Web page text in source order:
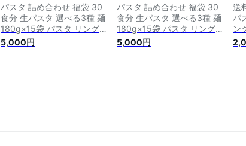
パスタ 詰め合わせ 福袋 30
食分 生パスタ 選べる3種 麺
180g×15袋 パスタ リング
イネ フェットチーネ スパゲ
ッティ スパゲティ 生麺 本
5,000円
パスタ 詰め合わせ 福袋 30
食分 生パスタ 選べる3種 麺
180g×15袋 パスタ リング
イネ フェットチーネ スパゲ
ッティ スパゲティ 生麺 本
5,000円
送
パ
ン
パ
タ